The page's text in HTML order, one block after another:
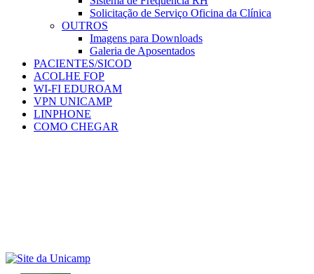
Solicitação de Serviço Oficina da Clínica
OUTROS
Imagens para Downloads
Galeria de Aposentados
PACIENTES/SICOD
ACOLHE FOP
WI-FI EDUROAM
VPN UNICAMP
LINPHONE
COMO CHEGAR